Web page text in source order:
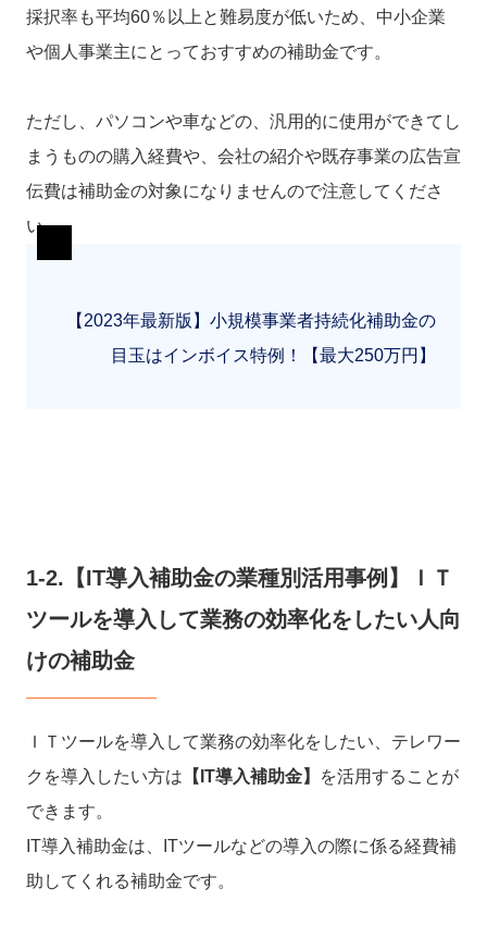
採択率も平均60％以上と難易度が低いため、中小企業
や個人事業主にとっておすすめの補助金です。
ただし、パソコンや車などの、汎用的に使用ができてし
まうものの購入経費や、会社の紹介や既存事業の広告宣
伝費は補助金の対象になりませんので注意してくださ
い。
【2023年最新版】小規模事業者持続化補助金の
目玉はインボイス特例！【最大250万円】
1-2.【IT導入補助金の業種別活用事例】ＩＴ
ツールを導入して業務の効率化をしたい人向
けの補助金
ＩＴツールを導入して業務の効率化をしたい、テレワー
クを導入したい方は 【IT導入補助金】
を活用することが
できます。
IT導入補助金は、ITツールなどの導入の際に係る経費補
助してくれる補助金です。